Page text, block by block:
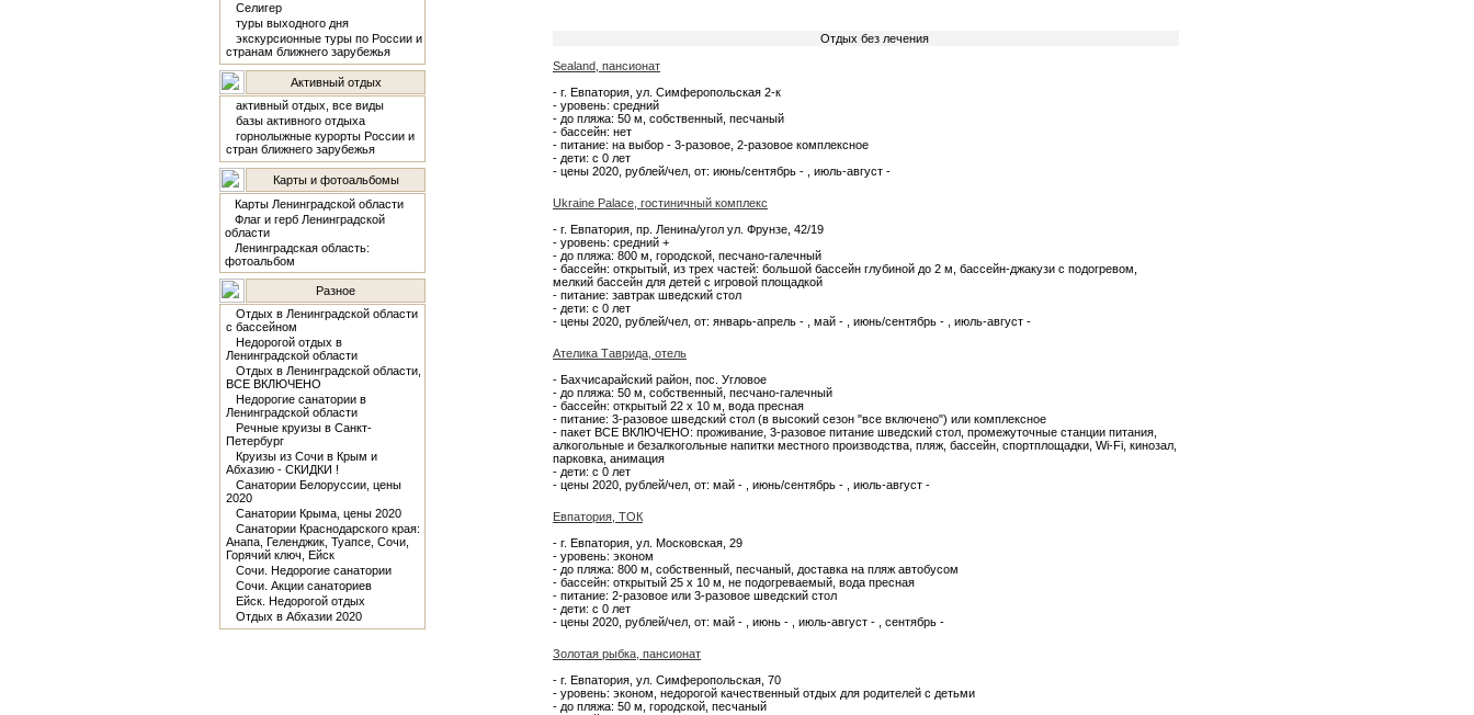
Селигер
туры выходного дня
экскурсионные туры по России и
странам ближнего зарубежья
Активный отдых
активный отдых, все виды
базы активного отдыха
горнолыжные курорты России и
стран ближнего зарубежья
Карты и фотоальбомы
Карты Ленинградской области
Флаг и герб Ленинградской
области
Ленинградская область:
фотоальбом
Разное
Отдых в Ленинградской области
с бассейном
Недорогой отдых в
Ленинградской области
Отдых в Ленинградской области,
ВСЕ ВКЛЮЧЕНО
Недорогие санатории в
Ленинградской области
Речные круизы в Санкт-
Петербург
Круизы из Сочи в Крым и
Абхазию - СКИДКИ !
Санатории Белоруссии, цены
2020
Санатории Крыма, цены 2020
Санатории Краснодарского края:
Анапа, Геленджик, Туапсе, Сочи,
Горячий ключ, Ейск
Сочи. Недорогие санатории
Сочи. Акции санаториев
Ейск. Недорогой отдых
Отдых в Абхазии 2020
Отдых без лечения
Sealand, пансионат
- г. Евпатория, ул. Симферопольская 2-к
- уровень: средний
- до пляжа: 50 м, собственный, песчаный
- бассейн: нет
- питание: на выбор - 3-разовое, 2-разовое комплексное
- дети: с 0 лет
- цены 2020, рублей/чел, от: июнь/сентябрь - , июль-август -
Ukraine Palace, гостиничный комплекс
- г. Евпатория, пр. Ленина/угол ул. Фрунзе, 42/19
- уровень: средний +
- до пляжа: 800 м, городской, песчано-галечный
- бассейн: открытый, из трех частей: большой бассейн глубиной до 2 м, бассейн-джакузи с подогревом,
мелкий бассейн для детей с игровой площадкой
- питание: завтрак шведский стол
- дети: с 0 лет
- цены 2020, рублей/чел, от: январь-апрель - , май - , июнь/сентябрь - , июль-август -
Ателика Таврида, отель
- Бахчисарайский район, пос. Угловое
- до пляжа: 50 м, собственный, песчано-галечный
- бассейн: открытый 22 х 10 м, вода пресная
- питание: 3-разовое шведский стол (в высокий сезон "все включено") или комплексное
- пакет ВСЕ ВКЛЮЧЕНО: проживание, 3-разовое питание шведский стол, промежуточные станции питания,
алкогольные и безалкогольные напитки местного производства, пляж, бассейн, спортплощадки, Wi-Fi, кинозал,
парковка, анимация
- дети: с 0 лет
- цены 2020, рублей/чел, от: май - , июнь/сентябрь - , июль-август -
Евпатория, ТОК
- г. Евпатория, ул. Московская, 29
- уровень: эконом
- до пляжа: 800 м, собственный, песчаный, доставка на пляж автобусом
- бассейн: открытый 25 х 10 м, не подогреваемый, вода пресная
- питание: 2-разовое или 3-разовое шведский стол
- дети: с 0 лет
- цены 2020, рублей/чел, от: май - , июнь - , июль-август - , сентябрь -
Золотая рыбка, пансионат
- г. Евпатория, ул. Симферопольская, 70
- уровень: эконом, недорогой качественный отдых для родителей с детьми
- до пляжа: 50 м, городской, песчаный